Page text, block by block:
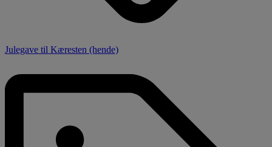
Julegave til Kæresten (hende)